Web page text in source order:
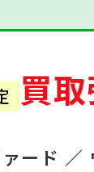
買
ード ／